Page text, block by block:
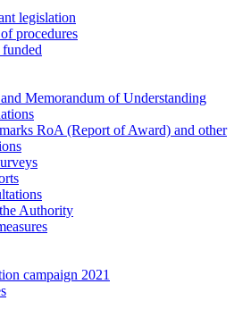
legislation
procedures
Memorandum of Understanding
RoA (Report of Award) and other
Authority
campaign 2021